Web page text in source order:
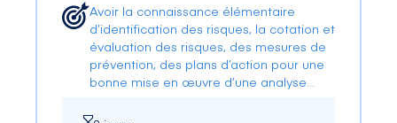
Avoir la connaissance élémentaire
d’identification des risques, la cotation et
évaluation des risques, des mesures de
prévention, des plans d’action pour une
bonne mise en œuvre d’une analyse